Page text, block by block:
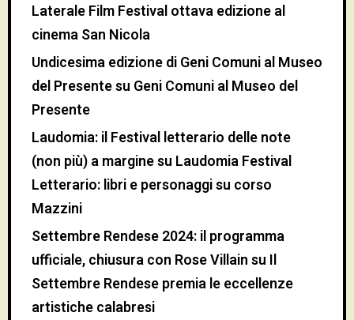
Laterale Film Festival ottava edizione al
cinema San Nicola
Undicesima edizione di Geni Comuni al Museo
del Presentesu Geni Comuni al Museo del
Presente
Laudomia: il Festival letterario delle note
(non più) a marginesu Laudomia Festival
Letterario: libri e personaggi su corso
Mazzini
Settembre Rendese 2024: il programma
ufficiale, chiusura con Rose Villainsu Il
Settembre Rendese premia le eccellenze
artistiche calabresi